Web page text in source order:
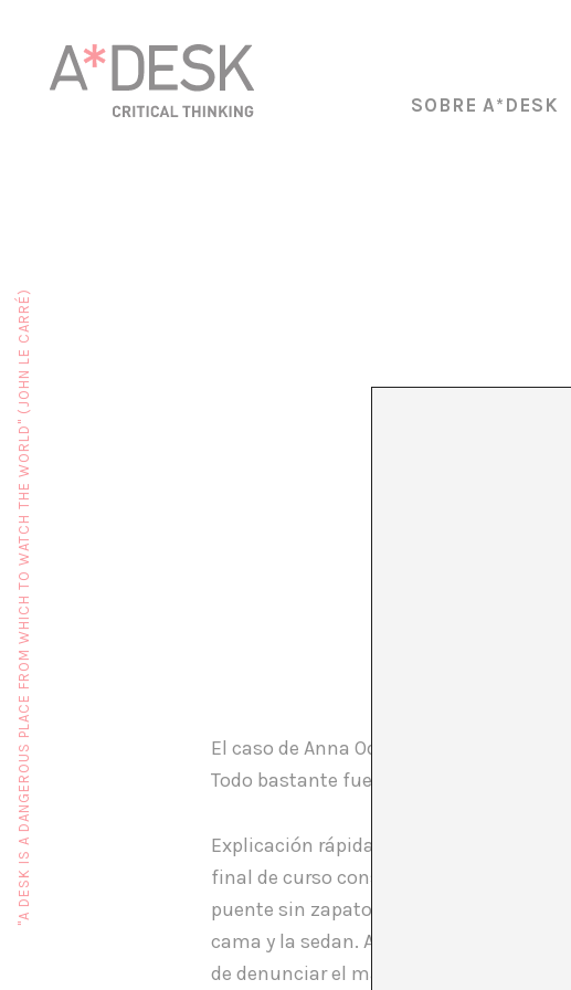
SOBRE A*DESK
El caso de Anna Odell ha sido el tema
Todo bastante fuera de lugar.
Explicación rápida: Anna Odell es una
final de curso consiste en una crítica al
puente sin zapatos, busca la reacción
cama y la sedan. Al día siguiente, ella
de denunciar el mal trato en el hospital
"A DESK IS A DANGEROUS PLACE FROM WHICH TO WATCH THE WORLD" (JOHN LE CARRÉ)